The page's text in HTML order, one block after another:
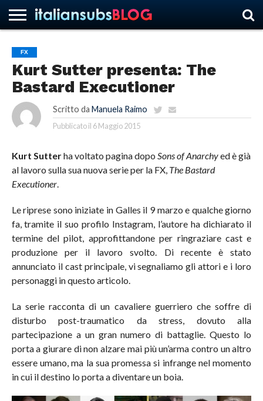
HOME
NEWS
ASCOLTI
RECENSIONI
INTERVISTE
CURIOSITÀ
CHI
SIAMO
CONTATTACI
FORUM
ITALIANSUBS
FX
Kurt Sutter presenta: The
Bastard Executioner
Scritto da Manuela Raimo
Pubblicato il 6 Maggio 2015
Kurt Sutterha voltato pagina dopo Sons of Anarchyed è già
al lavoro sulla sua nuova serie per la FX, The Bastard
Executioner.
Le riprese sono iniziate in Galles il 9 marzo e qualche giorno
fa, tramite il suo profilo Instagram, l’autore ha dichiarato il
termine del pilot, approfittandone per ringraziare cast e
produzione per il lavoro svolto. Di recente è stato
annunciato il cast principale, vi segnaliamo gli attori e i loro
personaggi in questo articolo.
La serie racconta di un cavaliere guerriero che soffre di
disturbo post-traumatico da stress, dovuto alla
partecipazione a un gran numero di battaglie. Questo lo
porta a giurare di non alzare mai più un’arma contro un altro
essere umano, ma la sua promessa si infrange nel momento
in cui il destino lo porta a diventare un boia.